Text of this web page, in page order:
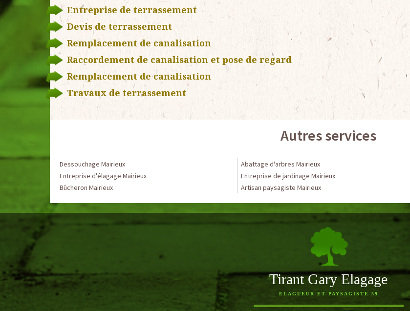
Entreprise de terrassement
Devis de terrassement
Remplacement de canalisation
Raccordement de canalisation et pose de regard
Remplacement de canalisation
Travaux de terrassement
Autres services
Dessouchage Mairieux
Entreprise d'élagage Mairieux
Bûcheron Mairieux
Abattage d'arbres Mairieux
Entreprise de jardinage Mairieux
Artisan paysagiste Mairieux
Tirant Gary Elagage
ELAGUEUR ET PAYSAGISTE 59